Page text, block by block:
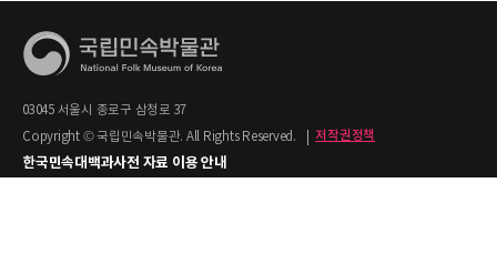
03045 서울시 종로구 삼청로 37
Copyright © 국립민속박물관. All Rights Reserved.
저작권정책
한국민속대백과사전 자료 이용 안내